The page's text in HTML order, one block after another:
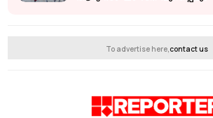
To advertise here,contact us